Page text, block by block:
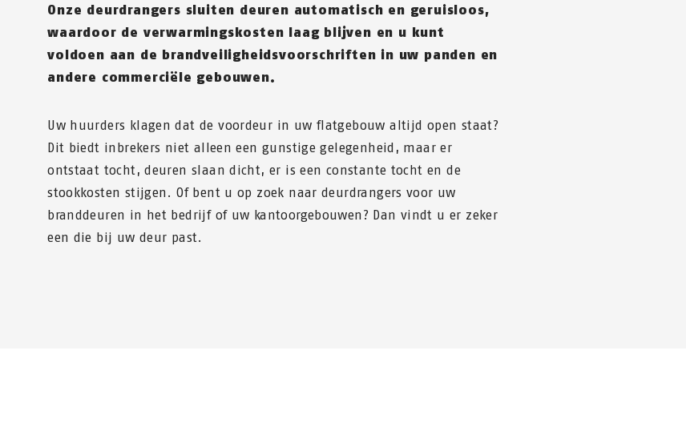
Onze deurdrangers sluiten deuren automatisch en geruisloos,
waardoor de verwarmingskosten laag blijven en u kunt
voldoen aan de brandveiligheidsvoorschriften in uw panden en
andere commerciële gebouwen.
Uw huurders klagen dat de voordeur in uw flatgebouw altijd open staat?
Dit biedt inbrekers niet alleen een gunstige gelegenheid, maar er
ontstaat tocht, deuren slaan dicht, er is een constante tocht en de
stookkosten stijgen. Of bent u op zoek naar deurdrangers voor uw
branddeuren in het bedrijf of uw kantoorgebouwen? Dan vindt u er zeker
een die bij uw deur past.